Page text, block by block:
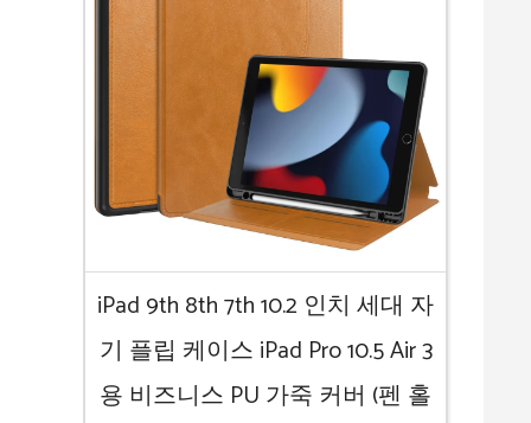
iPad 9th 8th 7th 10.2 인치 세대 자
기 플립 케이스 iPad Pro 10.5 Air 3
용 비즈니스 PU 가죽 커버 (펜 홀